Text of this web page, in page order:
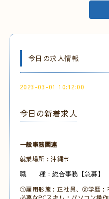
今日の求人情報
2023-03-01 10:12:00
今日の新着求人
一般事務関連
就業場所：沖縄市
職 種：総合事務【急募】
①雇用形態：正社員、②学歴